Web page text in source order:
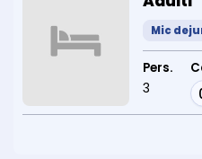
6) Există meniuri dietetice?
Da, restaurantul
dietetic, plus opțiuni
7) Tratamentul se face cu
Da, schema este stabilită
Mic
Pers.
3